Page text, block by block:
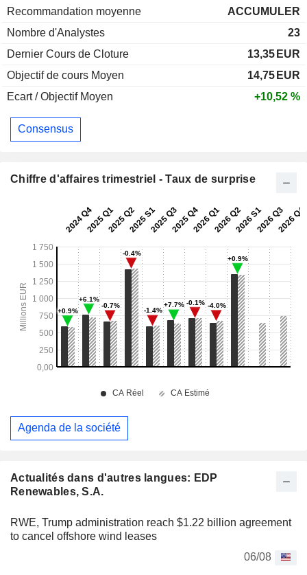
Actualités dans d'autres langues: EDP
Renewables, S.A.
RWE, Trump administration reach $1.22 billion agreement
to cancel offshore wind leases
06/08
Recommandation moyenne
ACCUMULER
Nombre d'Analystes
23
Dernier Cours de Cloture
13,35 EUR
Objectif de cours Moyen
14,75 EUR
Ecart / Objectif Moyen
+10,52 %
Consensus
Chiffre d'affaires trimestriel - Taux de surprise
Agenda de la société